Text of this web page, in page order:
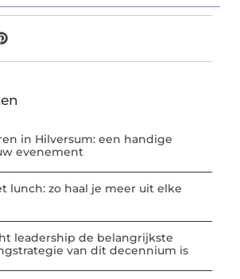
in Hilversum: een handige
evenement
lunch: zo haal je meer uit elke
leadership de belangrijkste
van dit decennium is